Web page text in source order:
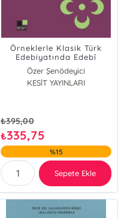
Örneklerle Klasik Türk
Edebiyatında Edebî
Sanatlar
Özer Şenödeyici
KESİT YAYINLARI
₺395,00
₺335,75
%15
Sepete Ekle